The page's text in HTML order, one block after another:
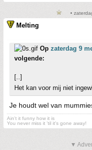
•
Melting
Op zaterdag 9
volgende:
[..]
Het kan voor mij niet
Je houdt wel van
Ain't it funny how it is
You never miss it 'til it's gone away!
▼